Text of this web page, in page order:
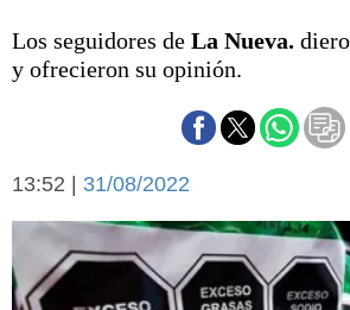
Deportes
Escenario
Fútbol
Cines
Economía y campo
Economía y
Con el
Los seguidores de La Nueva.
y ofrecieron su opinión.
13:52 | 31/08/2022